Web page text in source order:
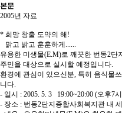
본문
2005년 자료
* 희망 창출 도약의 해!
맑고 밝고 훈훈하게......
유용한 미생물(E.M)로 깨끗한 번동2단
주민을 대상으로 실시할 예정입니다.
환경에 관심이 있으신분, 특히 음식물
니다.
- 일시 : 2005. 5. 3 19:00~20:00 (오후7
- 장소 : 번동2단지종합사회복지관 내